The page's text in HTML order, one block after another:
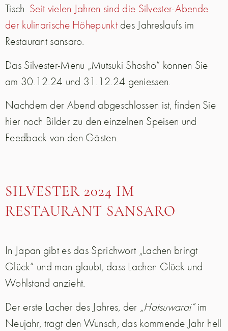
Tisch. Seit vielen Jahren sind die Silvester-Abende
der kulinarische Höhepunktdes Jahreslaufs im
Restaurant sansaro.
Das Silvester-Menü „Mutsuki Shoshō“ können Sie
am 30.12.24 und 31.12.24 geniessen.
Nachdem der Abend abgeschlossen ist, finden Sie
hier noch Bilder zu den einzelnen Speisen und
Feedback von den Gästen.
SILVESTER 2024 IM
RESTAURANT SANSARO
In Japan gibt es das Sprichwort „Lachen bringt
Glück“ und man glaubt, dass Lachen Glück und
Wohlstand anzieht.
Der erste Lacher des Jahres, der „Hatsuwarai“im
Neujahr, trägt den Wunsch, das kommende Jahr hell